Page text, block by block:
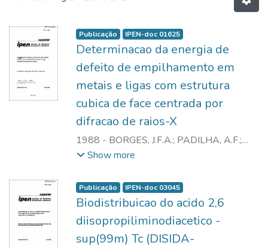
Publicação IPEN-doc 01625
Determinacao da energia de
defeito de empilhamento em
metais e ligas com estrutura
cubica de face centrada por
difracao de raios-X
1988 - BORGES, J.F.A.; PADILHA, A.F.;
IMAKUMA, K.
Show more
Publicação IPEN-doc 03045
Biodistribuicao do acido 2,6
diisopropiliminodiacetico -
sup(99m) Tc (DISIDA-